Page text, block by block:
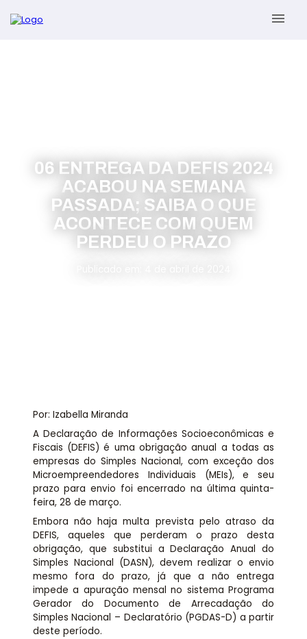
menu
Gestão Tributária e Fiscal
Previdenciária Trabalhista
Informativos
Contato
06 ENTREGA DA DEFIS 2024
ACABOU NA SEMANA
PASSADA; SAIBA O QUE
ACONTECE COM QUEM
PERDEU O PRAZO
Por: Izabella Miranda
A Declaração de Informações Socioeconômicas e
Fiscais (DEFIS) é uma obrigação anual a todas as
empresas do Simples Nacional, com exceção dos
Microempreendedores Individuais (MEIs), e seu
prazo para envio foi encerrado na última quinta-
feira, 28 de março.
Embora não haja multa prevista pelo atraso da
DEFIS, aqueles que perderam o prazo desta
obrigação, que substitui a Declaração Anual do
Simples Nacional (DASN), devem realizar o envio
mesmo fora do prazo, já que a não entrega
impede a apuração mensal no sistema Programa
Gerador do Documento de Arrecadação do
Simples Nacional – Declaratório (PGDAS-D) a partir
deste período.